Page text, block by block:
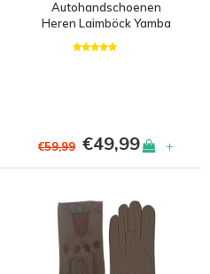
Autohandschoenen
Heren Laimböck Yamba
€59,99 €49,99 +